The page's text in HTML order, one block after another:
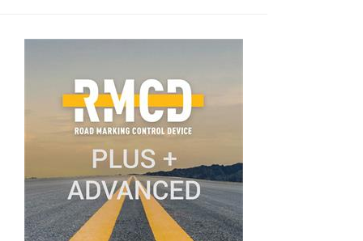
Tamamen yeni bir kullanıcı arayüzüne
(RMCD arayüzü) ek olarak, ek işlevler de
ekledik. Çalışma sırasında hat veya boşluk
uzunluklarının değiştirilmesi gibi. Servisler
için bir hatırlatma fonksiyonu ve çok daha
fazlası. RMCD Standardının Avantajları: -
RMCD-Yol İşaretleme Kontrol Cihazı -
Standart - RMCD-Drive (benzersiz
kullanım) - RMCD arayüzü (modern, renkli
kullanıcı arayüzü) - RMCD CAN veri yolu - 5